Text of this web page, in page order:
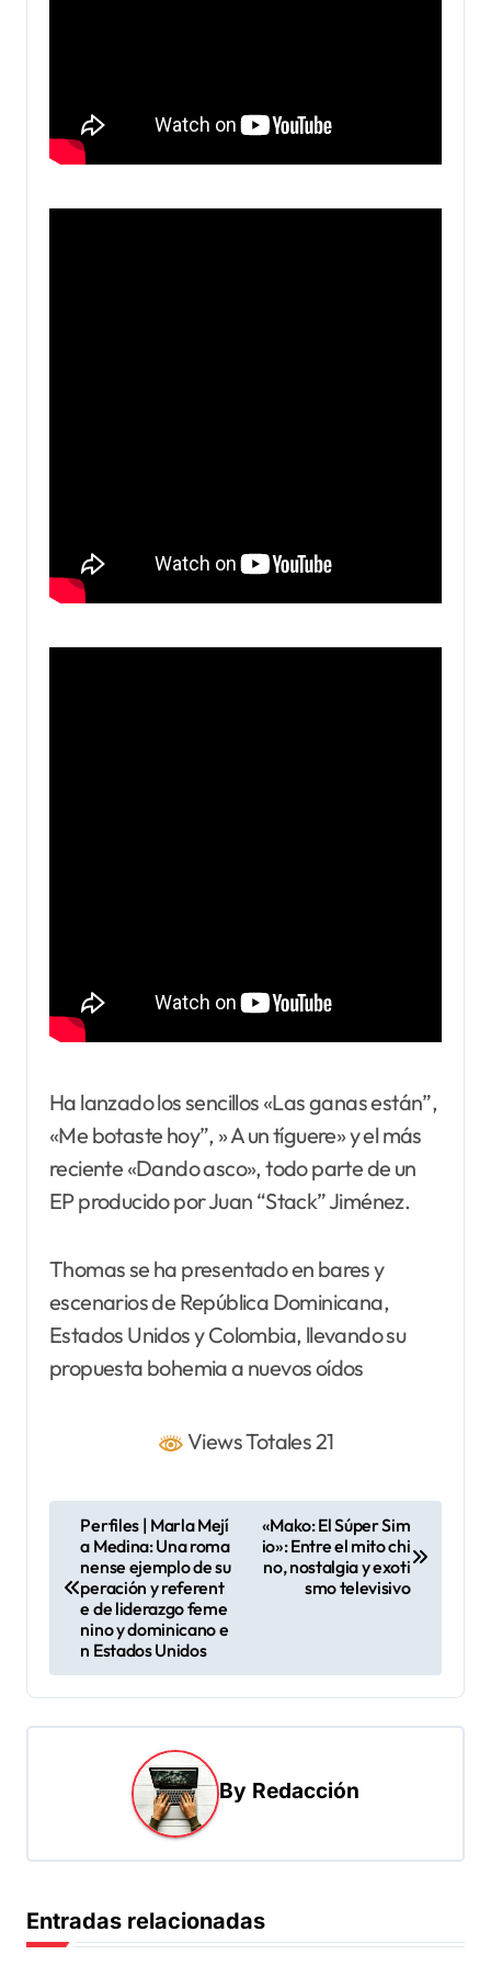
Ha lanzado los sencillos «Las ganas están”,
«Me botaste hoy”, » A un tíguere» y el más
reciente «Dando asco», todo parte de un
EP producido por Juan “Stack” Jiménez.
Thomas se ha presentado en bares y
escenarios de República Dominicana,
Estados Unidos y Colombia, llevando su
propuesta bohemia a nuevos oídos
Views Totales 21
a
c
e
e
Perfiles | Marla Mejí
a Medina: Una roma
nense ejemplo de su
peración y referent
e de liderazgo feme
nino y dominicano e
n Estados Unidos
«Mako: El Súper Sim
io»: Entre el mito chi
no, nostalgia y exoti
smo televisivo
By Redacción
Entradas relacionadas